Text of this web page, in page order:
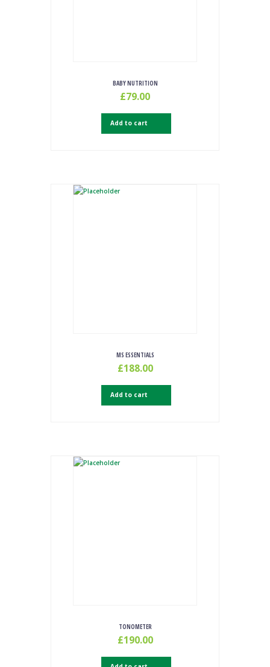
BABY NUTRITION
£79.00
Add to cart
MS ESSENTIALS
£188.00
Add to cart
TONOMETER
£190.00